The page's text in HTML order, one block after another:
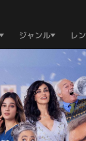
ジャンル レ